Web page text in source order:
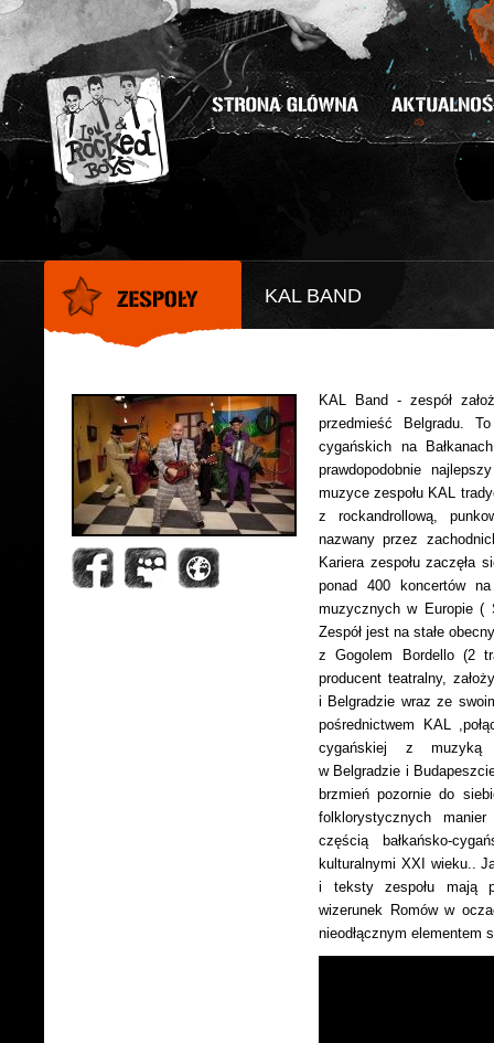
KAL BAND
KAL Band - zespół
przedmieść Belgradu.
cygańskich na
prawdopodobnie
muzyce zespołu KAL
z rockandrollową,
nazwany przez
Kariera zespołu zaczęła
ponad 400 koncertów
muzycznych w Europie (
Zespół jest na stałe
z Gogolem Bordello (2
producent teatralny,
i Belgradzie wraz ze
pośrednictwem KAL
cygańskiej z muzyką
w Belgradzie i
brzmień pozornie do
folklorystycznych
częścią bałkańsko-
kulturalnymi XXI wieku..
i teksty zespołu mają
wizerunek Romów w
nieodłącznym elementem